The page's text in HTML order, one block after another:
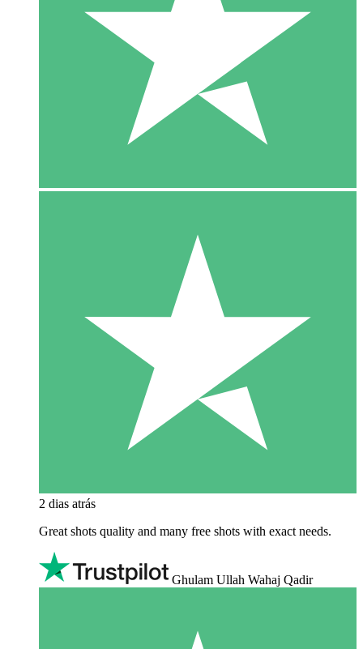
2 dias atrás
Great shots quality and many free shots with exact needs.
Ghulam Ullah Wahaj Qadir